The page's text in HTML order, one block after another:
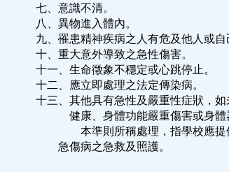
七、意識不清。
八、異物進入體內。
九、罹患精神疾病之人有危及他人或自
十、重大意外導致之急性傷害。
十一、生命徵象不穩定或心跳停止。
十二、應立即處理之法定傳染病。
十三、其他具有急性及嚴重性症狀，
健康、身體功能嚴重傷害或身體器
本準則所稱處理，指學校應提供
急傷病之急救及照護。